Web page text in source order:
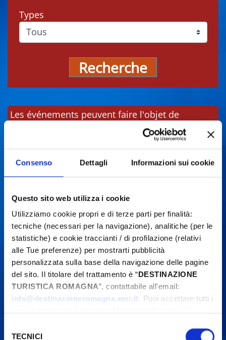
Consenso Dettagli Informazioni sui cookie
Questo sito web utilizza i cookie
Utilizziamo cookie propri e di terze parti per finalità:
tecniche (necessari per la navigazione), analitiche (per le
statistiche) e cookie traccianti / di profilazione (relativi
alle Tue preferenze) per mostrarti pubblicità
personalizzata sulla base della navigazione delle pagine
del sito. Il titolare del trattamento è “DESTINAZIONE
TURISTICA ROMAGNA”, contattabile all'email:
info@destinazioneromagna.emr.it. Puoi accettare tutti i
gestire le tue preferenze facendo clic su “Personalizza”.
delTECNICI
Types
Recherche
Les événements peuvent faire l'objet de
modifications. Contactez toujours les
organisateurs avant de vous rendre sur place.